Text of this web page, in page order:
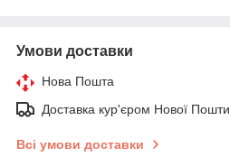
Умови доставки
Нова Пошта
Доставка кур'єром Нової Пошти
Всі умови доставки